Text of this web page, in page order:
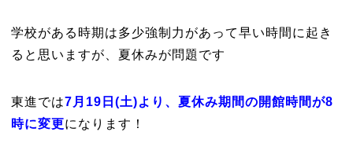
学校がある時期は多少強制力があって早い時間に起き
ると思いますが、夏休みが問題です
東進では7月19日(土)より、夏休み期間の開館時間が8
時に変更になります！